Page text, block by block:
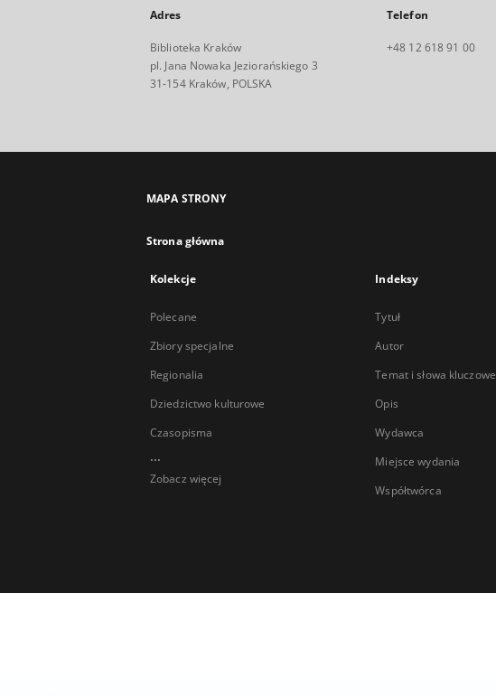
Adres
Biblioteka Kraków
pl. Jana Nowaka Jeziorańskiego 3
31-154 Kraków, POLSKA
Telefon
+48 12 618 91 00
MAPA STRONY
Strona główna
Kolekcje
Polecane
Zbiory specjalne
Regionalia
Dziedzictwo kulturowe
Czasopisma
...
Zobacz więcej
Indeksy
Tytuł
Autor
Temat i słowa kluczowe
Opis
Wydawca
Miejsce wydania
Współtwórca